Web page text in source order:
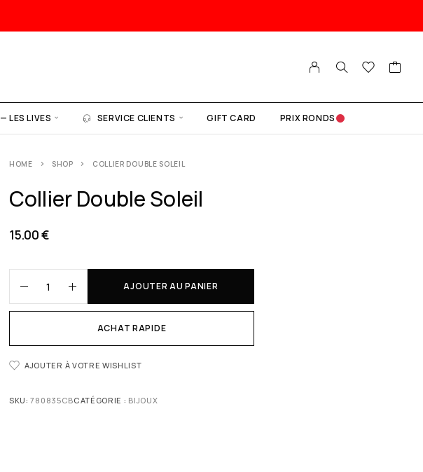
— LES LIVES SERVICE CLIENTS GIFT CARD PRIX RONDS
HOME SHOP COLLIER DOUBLE SOLEIL
Collier Double Soleil
15.00€
AJOUTER AU PANIER
ACHAT RAPIDE
AJOUTER À VOTRE WISHLIST
SKU:780835CBCATÉGORIE : BIJOUX